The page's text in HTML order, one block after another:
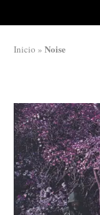
Inicio » Noise